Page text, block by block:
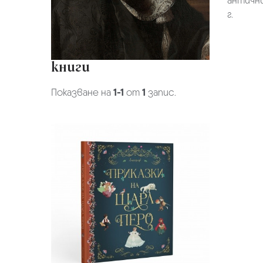
г.
книги
Показване на1-1 от1 запис.